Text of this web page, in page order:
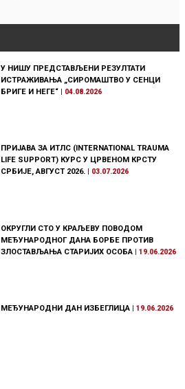
У НИШУ ПРЕДСТАВЉЕНИ РЕЗУЛТАТИ
ИСТРАЖИВАЊА „СИРОМАШТВО У СЕНЦИ
БРИГЕ И НЕГЕ“ | 04.08.2026
ПРИЈАВА ЗА ИТЛС (INTERNATIONAL TRAUMA
LIFE SUPPORT) КУРС У ЦРВЕНОМ КРСТУ
СРБИЈЕ, АВГУСТ 2026.
03.07.2026
ОКРУГЛИ СТО У КРАЉЕВУ ПОВОДОМ
МЕЂУНАРОДНОГ ДАНА БОРБЕ ПРОТИВ
ЗЛОСТАВЉАЊА СТАРИЈИХ ОСОБА |19.06.2026
МЕЂУНАРОДНИ ДАН ИЗБЕГЛИЦА |19.06.2026